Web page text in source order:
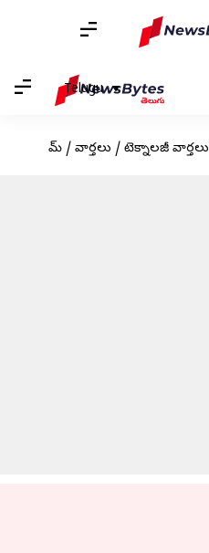
Telugu
హోమ్ / వార్తలు / టెక్నాలజీ వార్తలు